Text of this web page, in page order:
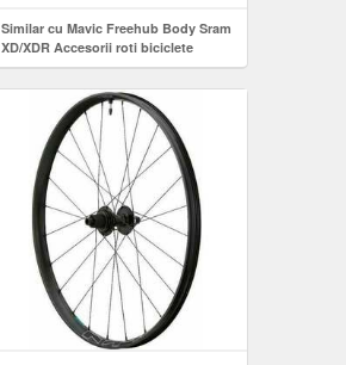
Similar cu Mavic Freehub Body Sram
XD/XDR Accesorii roti biciclete